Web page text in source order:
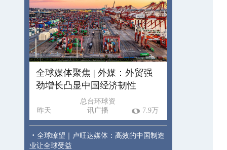
全球媒体聚焦 | 外媒：外贸强
劲增长凸显中国经济韧性
昨天
总台环球资
讯广播
7.9万
· 全球瞭望｜卢旺达媒体：高效的中国制造
业让全球受益